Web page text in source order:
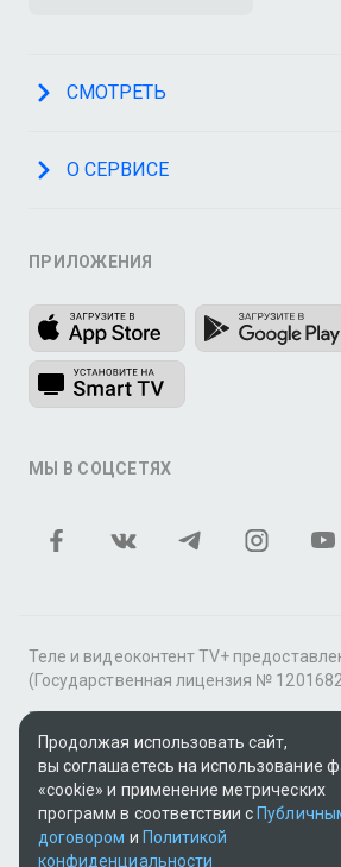
СМОТРЕТЬ
О СЕРВИСЕ
ПРИЛОЖЕНИЯ
МЫ В СОЦСЕТЯХ
Теле и видеоконтент TV+
(Государственная лицензия №
В рамках услуги «Видео по подписке»
фильмов и сериалов tv+» контент
онлайн-кинотеатром MEGOGO.
Поддержка: tvplus@telecom.kz
UUID: f7b10419-74d9-436c-9f18-1b2041308b28
Продолжая использовать сайт,
вы соглашаетесь на использование
«cookie» и применение метрических
программ в соответствии с
договором и Политикой
конфиденциальности